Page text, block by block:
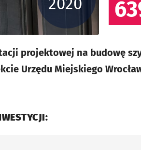
2020
projektowej na budowę
Urzędu Miejskiego